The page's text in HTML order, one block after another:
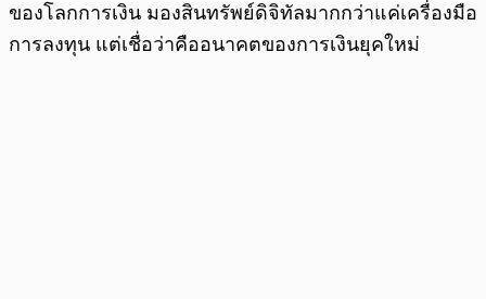
ของโลกการเงิน มองสินทรัพย์ดิจิทัลมากกว่าแค่เครื่องมือ
การลงทุน แต่เชื่อว่าคืออนาคตของการเงินยุคใหม่